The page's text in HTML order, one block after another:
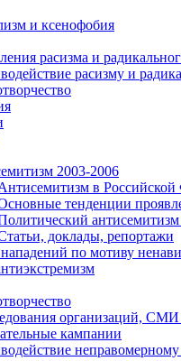
и ксенофобия
расизма и
расизму и
2003-2006
в Российской
тенденции
доклады, репортажи
по мотиву
организаций,
кампании